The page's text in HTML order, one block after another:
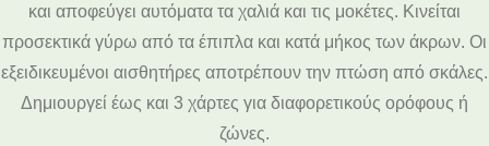
και αποφεύγει αυτόματα τα χαλιά και τις μοκέτες. Κινείται
προσεκτικά γύρω από τα έπιπλα και κατά μήκος των άκρων. Οι
εξειδικευμένοι αισθητήρες αποτρέπουν την πτώση από σκάλες.
Δημιουργεί έως και 3 χάρτες για διαφορετικούς ορόφους ή
ζώνες.